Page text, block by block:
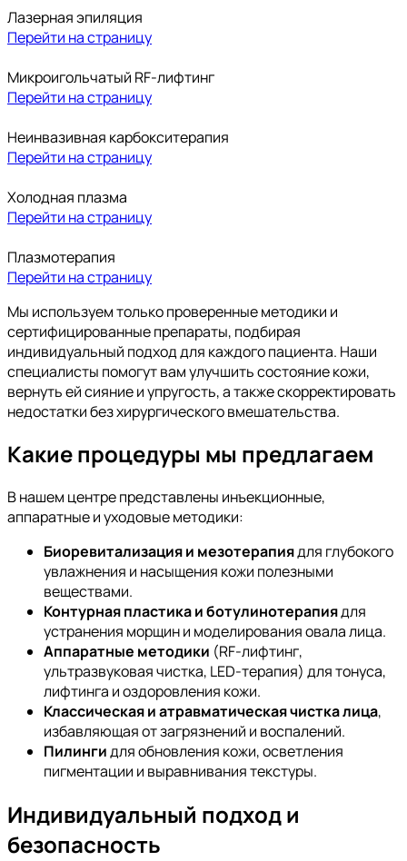
Лазерная эпиляция
Перейти на страницу
Микроигольчатый RF-лифтинг
Перейти на страницу
Неинвазивная карбокситерапия
Перейти на страницу
Холодная плазма
Перейти на страницу
Плазмотерапия
Перейти на страницу
Мы используем только проверенные методики и
сертифицированные препараты, подбирая
индивидуальный подход для каждого пациента. Наши
специалисты помогут вам улучшить состояние кожи,
вернуть ей сияние и упругость, а также скорректировать
недостатки без хирургического вмешательства.
Какие процедуры мы предлагаем
В нашем центре представлены инъекционные,
аппаратные и уходовые методики:
Биоревитализация и мезотерапиядля глубокого
увлажнения и насыщения кожи полезными
веществами.
Контурная пластика и ботулинотерапиядля
устранения морщин и моделирования овала лица.
Аппаратные методики (RF-лифтинг,
ультразвуковая чистка, LED-терапия) для тонуса,
лифтинга и оздоровления кожи.
Классическая и атравматическая чистка лица,
избавляющая от загрязнений и воспалений.
Пилингидля обновления кожи, осветления
пигментации и выравнивания текстуры.
Индивидуальный подход и
безопасность